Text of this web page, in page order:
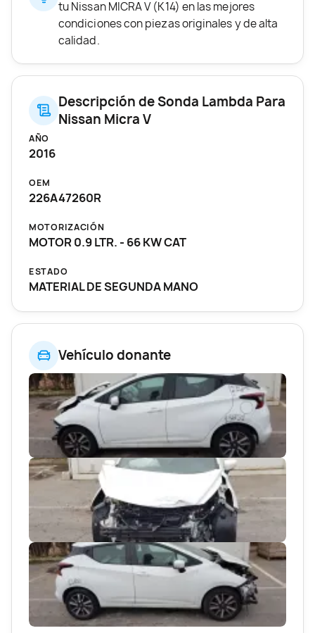
Vehículo donante
tu Nissan MICRA V (K14) en las mejores
condiciones con piezas originales y de alta
calidad.
Descripción de Sonda Lambda Para
Nissan Micra V
AÑO
2016
OEM
226A47260R
MOTORIZACIÓN
MOTOR 0.9 LTR. - 66 KW CAT
ESTADO
MATERIAL DE SEGUNDA MANO